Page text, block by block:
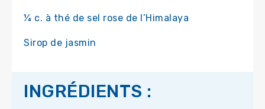
¼ c. à thé de sel rose de l’Himalaya
Sirop de jasmin
INGRÉDIENTS :